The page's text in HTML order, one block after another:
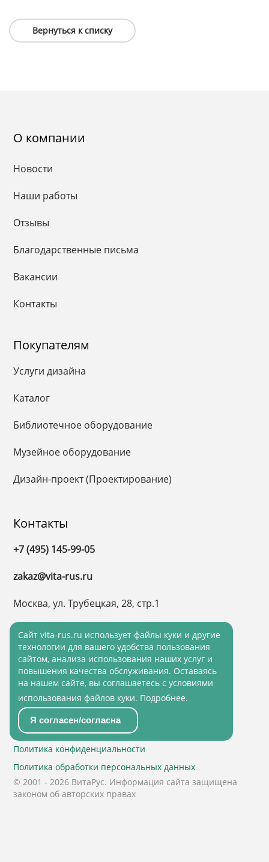
Вернуться к списку
О компании
Новости
Наши работы
Отзывы
Благодарственные письма
Вакансии
Контакты
Покупателям
Услуги дизайна
Каталог
Библиотечное оборудование
Музейное оборудование
Дизайн-проект (Проектирование)
Контакты
+7 (495) 145-99-05
zakaz@vita-rus.ru
Москва, ул. Трубецкая, 28, стр.1
© 2001 - 2026 ВитаРус. Информация сайта защищена
законом об авторских правах
Политика конфиденциальности
Политика обработки персональных данных
Cайт vita-rus.ru использует файлы куки и другие
технологии для вашего удобства пользования
сайтом, анализа использования наших услуг и
повышения качества обслуживания. Оставаясь
на нашем сайте, вы соглашаетесь с условиями
использования файлов куки. Подробнее.
Я согласен/согласна